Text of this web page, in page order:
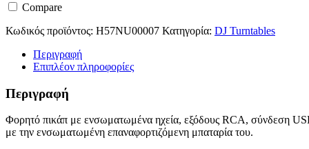
Compare
Κωδικός προϊόντος: H57NU00007 Κατηγορία: DJ Turntables
Περιγραφή
Επιπλέον πληροφορίες
Περιγραφή
Φορητό πικάπ με ενσωματωμένα ηχεία, εξόδους RCA, σύνδεση
με την ενσωματωμένη επαναφορτιζόμενη μπαταρία του.